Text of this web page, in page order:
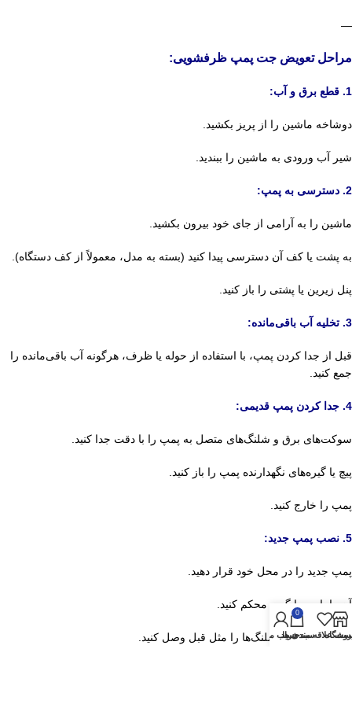
—
مراحل تعویض جت پمپ ظرفشویی:
1. قطع برق و آب:
دوشاخه ماشین را از پریز بکشید.
شیر آب ورودی به ماشین را ببندید.
2. دسترسی به پمپ:
ماشین را به آرامی از جای خود بیرون بکشید.
به پشت یا کف آن دسترسی پیدا کنید (بسته به مدل، معمولاً از کف دستگاه).
پنل زیرین یا پشتی را باز کنید.
3. تخلیه آب باقی‌مانده:
قبل از جدا کردن پمپ، با استفاده از حوله یا ظرف، هرگونه آب باقی‌مانده را
جمع کنید.
4. جدا کردن پمپ قدیمی:
سوکت‌های برق و شلنگ‌های متصل به پمپ را با دقت جدا کنید.
پیچ یا گیره‌های نگهدارنده پمپ را باز کنید.
پمپ را خارج کنید.
5. نصب پمپ جدید:
پمپ جدید را در محل خود قرار دهید.
آن را با پیچ یا گیره محکم کنید.
اتصالات برقی و شلنگ‌ها را مثل قبل وصل کنید.
علاقه مندی ها
0
سبد خرید
حساب من